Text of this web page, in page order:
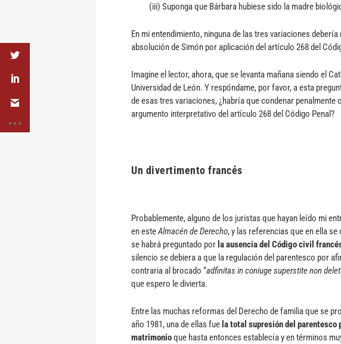
(iii) Suponga que Bárbara hubiese sido la madre
En mi entendimiento, ninguna de las tres variaciones
absolución de Simón por aplicación del artículo 268 del
Imagine el lector, ahora, que se levanta mañana siendo el
Universidad de León. Y respóndame, por favor, a esta
de esas tres variaciones, ¿habría que condenar penalmente
argumento interpretativo del artículo 268 del Código Penal?
Un divertimento francés
Probablemente, alguno de los juristas que hayan leído mi
en esteAlmacén de Derecho, y las referencias que en ella
se habrá preguntado por la ausencia del Código civil
silencio se debiera a que la regulación del parentesco por
contraria al brocado “adfinitas in coniuge superstite non
que espero le divierta.
Entre las muchas reformas del Derecho de familia que se
año 1981, una de ellas fue la total supresión del parentesco
matrimonioque hasta entonces establecía y en términos